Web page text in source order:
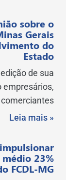
sobre o
Gerais
do
Estado
de sua
empresários,
comerciantes
Leia mais »
23%
FCDL-MG